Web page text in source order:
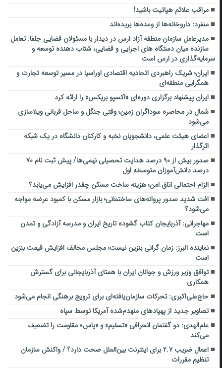
مراقب علائم هپاتیت باشید!
منفرد: داروخانه‌ها از وعده‌ها بریده‌اند
مدیرعامل سازمان منطقه آزاد ارس در دیدار با مسئولان قضایی جلفا: تعامل
سازنده میان دستگاه‌ های اجرایی و قضایی، شتاب‌ دهنده توسعه و
سرمایه‌گذاری در ارس است
ایران؛ شریک راهبردی اتحادیه اقتصادی اوراسیا در مسیر توسعه تجارت و
همگرایی منطقه‌ای
ایران پیشنهاد برگزاری دوره‌ای «اکسپو بریکس» را ارائه کرد
شمال در محاصره سوداگران زمین؛ وقتی جنگل و ساحل قربانی ویلاسازی
می‌شود
اعضای هیئت علمی، دانشجویان نخبه و کارکنان دانشگاه در یک شبکه‌
اثرگذار
صدور بیش از ۹۰ درصد هدایت تحصیلی نهمی‌ها/ پیش ثبت نام ۷۰
درصد دانش‌آموزان متوسطه اول
الزام احتمالی اتاق امن؛ هزینه ساخت مسکن چقدر افزایش می‌یابد؟
افت شدید صدور پروانه‌های ساختمانی؛ بازار مسکن با کمبود عرضه مواجه
می‌شود؟
مهاجرانی: آذربایجان کتاب گشوده تاریخ ایران و مدرسه آزادگی و تمدن
است
نماینده البرز: زمان گرانی بنزین نیست؛ مجلس مخالف افزایش قیمت بنزین
است
توافق وزیر ورزش و جوانان ایران با همتای آذربایجانی برای گسترش
همکاری
حاج‌علی‌اکبری: تحرکات سازمان‌یافته‌ای برای ترویج برهنگی انجام می‌شود
تصاویر جدید از پهپادهای منهدم‌شده آمریکا توسط سپاه
علم‌الهدی: دو گفتمان انحرافی «تسلیم» و «یاس» مقاومت را تضعیف
می‌کند
اعمال ضریب ۲.۷ برای اینترنت بین‌الملل صحت دارد؟ / واکنش سازمان
تنظیم مقررات